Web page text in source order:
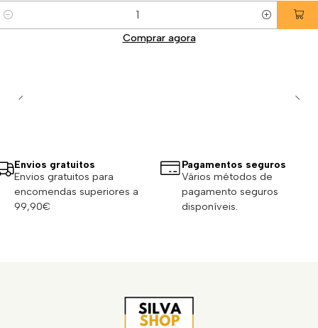
Comprar agora
Envios gratuitos
Envios gratuitos para
encomendas superiores a
99,90€
Pagamentos seguros
Vários métodos de
pagamento seguros
disponíveis.